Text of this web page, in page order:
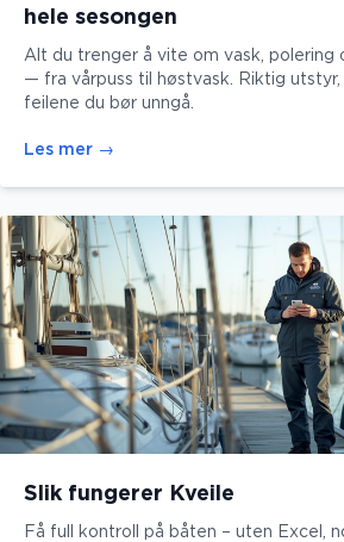
hele sesongen
Alt du trenger å vite om vask, polering
— fra vårpuss til høstvask. Riktig
feilene du bør unngå.
Les mer →
Slik fungerer Kveile
Få full kontroll på båten – uten Excel,